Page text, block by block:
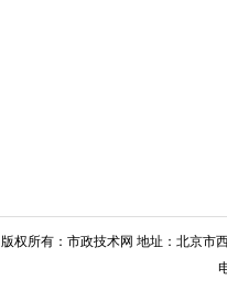
版权所有：市政技术网 地址：北京市